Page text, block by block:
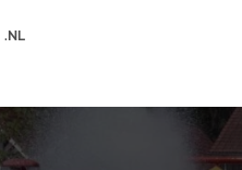
.NL